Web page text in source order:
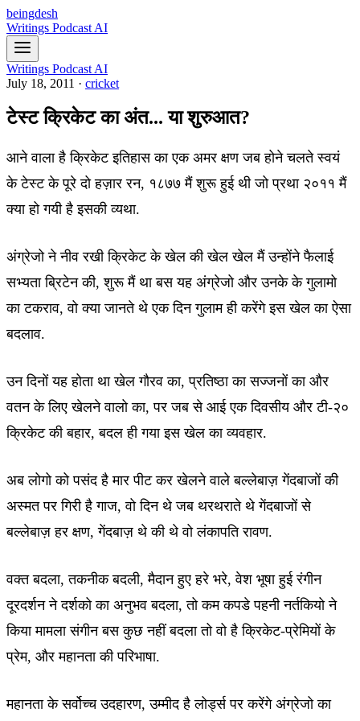
beingdesh
Writings Podcast AI
Writings Podcast AI
July 18, 2011 · cricket
टेस्ट क्रिकेट का अंत... या शुरुआत?
आने वाला है क्रिकेट इतिहास का एक अमर क्षण जब होने चलते स्वयं
के टेस्ट के पूरे दो हज़ार रन, १८७७ मैं शुरू हुई थी जो प्रथा २०११ मैं
क्या हो गयी है इसकी व्यथा.
अंग्रेजो ने नीव रखी क्रिकेट के खेल की खेल खेल मैं उन्होंने फैलाई
सभ्यता ब्रिटेन की, शुरू मैं था बस यह अंग्रेजो और उनके के गुलामो
का टकराव, वो क्या जानते थे एक दिन गुलाम ही करेंगे इस खेल का ऐसा
बदलाव.
उन दिनों यह होता था खेल गौरव का, प्रतिष्ठा का सज्जनों का और
वतन के लिए खेलने वालो का, पर जब से आई एक दिवसीय और टी-२०
क्रिकेट की बहार, बदल ही गया इस खेल का व्यवहार.
अब लोगो को पसंद है मार पीट कर खेलने वाले बल्लेबाज़ गेंदबाजों की
अस्मत पर गिरी है गाज, वो दिन थे जब थरथराते थे गेंदबाजों से
बल्लेबाज़ हर क्षण, गेंदबाज़ थे की थे वो लंकापति रावण.
वक्त बदला, तकनीक बदली, मैदान हुए हरे भरे, वेश भूषा हुई रंगीन
दूरदर्शन ने दर्शको का अनुभव बदला, तो कम कपडे पहनी नर्तकियो ने
किया मामला संगीन बस कुछ नहीं बदला तो वो है क्रिकेट-प्रेमियों के
प्रेम, और महानता की परिभाषा.
महानता के सर्वोच्च उदहारण, उम्मीद है लोर्ड्स पर करेंगे अंग्रेजो का